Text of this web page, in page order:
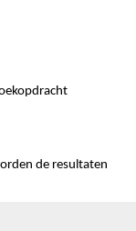
de resultaten